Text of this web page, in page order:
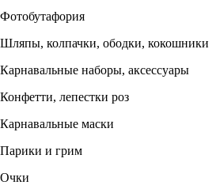
Фотобутафория
Шляпы, колпачки, ободки, кокошники
Карнавальные наборы, аксессуары
Конфетти, лепестки роз
Карнавальные маски
Парики и грим
Очки